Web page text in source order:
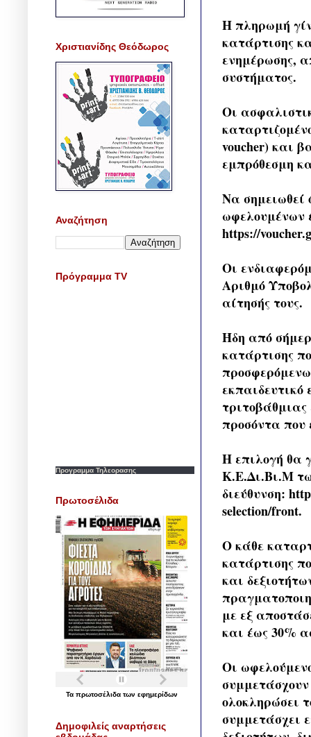
Η πληρωμή
κατάρτισης
ενημέρωσης,
συστήματος.
Οι
voucher) και
εμπρόθεσμη
Να σημειωθεί
ωφελουμένων
https://
Οι
Αριθμό
αίτησής τους.
Ήδη από
κατάρτισης
εκπαιδευτικό
προσόντα που
Η επιλογή θα
Κ.Ε.Δι.Βι.Μ
διεύθυνση:
selection/front.
Ο κάθε
κατάρτισης
και
με εξ
και έως 30%
Οι
συμμετάσχουν
ολοκληρώσει
συμμετάσχει
Χριστιανίδης Θεόδωρος
Αναζήτηση
Πρόγραμμα TV
Προγραμμα Τηλεορασης
Πρωτοσέλιδα
Τα πρωτοσέλιδα των εφημερίδων
Δημοφιλείς αναρτήσεις